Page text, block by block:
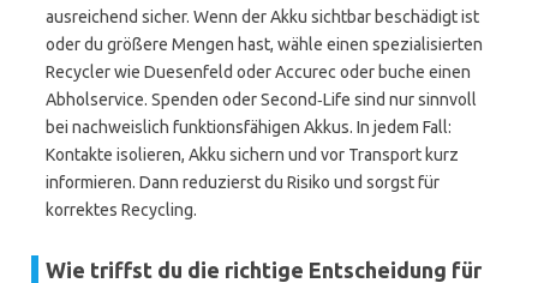
ausreichend sicher. Wenn der Akku sichtbar beschädigt ist
oder du größere Mengen hast, wähle einen spezialisierten
Recycler wie Duesenfeld oder Accurec oder buche einen
Abholservice. Spenden oder Second‑Life sind nur sinnvoll
bei nachweislich funktionsfähigen Akkus. In jedem Fall:
Kontakte isolieren, Akku sichern und vor Transport kurz
informieren. Dann reduzierst du Risiko und sorgst für
korrektes Recycling.
Wie triffst du die richtige Entscheidung für